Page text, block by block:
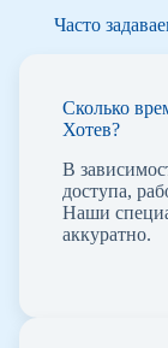
Часто
Сколько
Хотев?
В
доступа,
Наши
аккуратно.